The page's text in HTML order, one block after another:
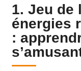
1. Jeu de
énergies
: